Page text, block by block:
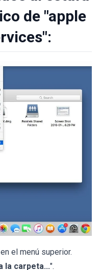
de "apple
el menú superior.
la carpeta...".